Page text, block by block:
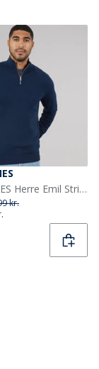
JACK & JONES Herre Emil Strik 1/2 Zip Jumper Navy
kr.